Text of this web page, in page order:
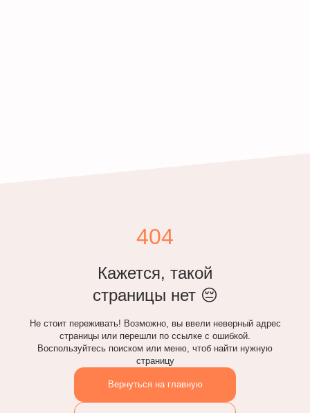
404
Кажется, такой
страницы нет 😔
Не стоит переживать! Возможно, вы ввели неверный адрес
страницы или перешли по ссылке с ошибкой.
Воспользуйтесь поиском или меню, чтоб найти нужную
страницу
Вернуться на главную